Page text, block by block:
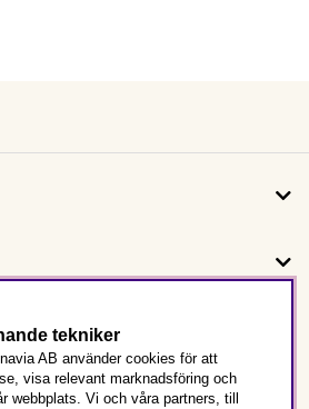
tekniker
AB använder cookies för att
visa relevant marknadsföring och
webbplats. Vi och våra partners, till